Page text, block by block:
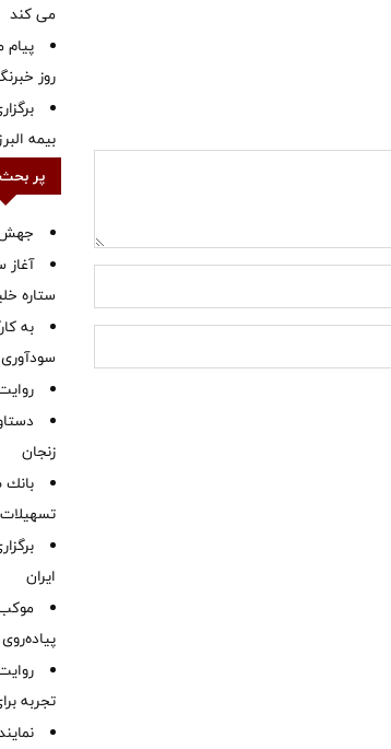
می کند
پیام
روز
بیمه
پر
جهش
ستاره
به
سودآوری
زنجان
ایران
تجربه